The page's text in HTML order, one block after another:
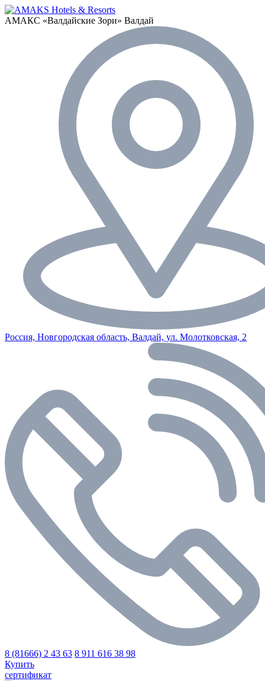
АМАКС «‎Валдайские Зори» Валдай
Россия, Новгородская область, Валдай, ул. Молотковская, 2
8 (81666) 2 43 63 8 911 616 38 98
Купить
сертификат